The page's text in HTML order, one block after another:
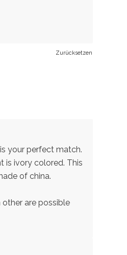
Zurücksetzen
your perfect match.
is ivory colored. This
of china.
other are possible